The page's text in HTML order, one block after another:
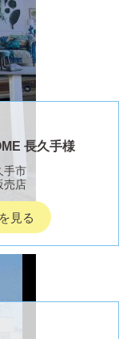
長久手様
手市
売店
見る